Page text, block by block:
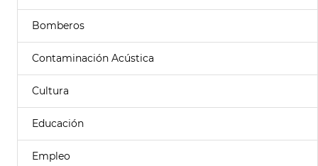
Bomberos
Contaminación Acústica
Cultura
Educación
Empleo